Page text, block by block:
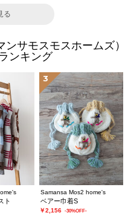
る
サモスモスホームズ）
ンキング
ト
3
Samansa Mos2 home's
ベアー巾着S
￥2,156 -30%OFF-